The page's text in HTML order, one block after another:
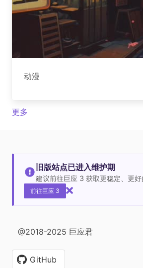
动漫
更多
旧版站点已进入维护期
建议前往巨应 3 获取更稳定、更好
前往巨应 3
@2018-2025 巨应君
GitHub